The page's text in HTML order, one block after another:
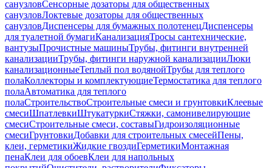
санузловСенсорные дозаторы для общественных
санузловЛоктевые дозаторы для общественных
санузловДиспенсеры для бумажных полотенецДиспенсеры
для туалетной бумагиКанализацияТросы сантехнические,
вантузыПрочистные машиныТрубы, фитинги внутренней
канализацииТрубы, фитинги наружной канализацииЛюки
канализационныеТеплый пол водянойТрубы для теплого
полаКоллекторы и комплектующиеТермостатика для теплого
полаАвтоматика для теплого
полаСтроительствоСтроительные смеси и грунтовкиКлеевые
смесиШпатлевкиШтукатуркиСтяжки, самонивелирующие
смесиСтроительные смеси, составыГидроизоляционные
смесиГрунтовкиДобавки для строительных смесейПены,
клеи, герметикиЖидкие гвоздиГерметикиМонтажная
пенаКлеи для обоевКлеи для напольных